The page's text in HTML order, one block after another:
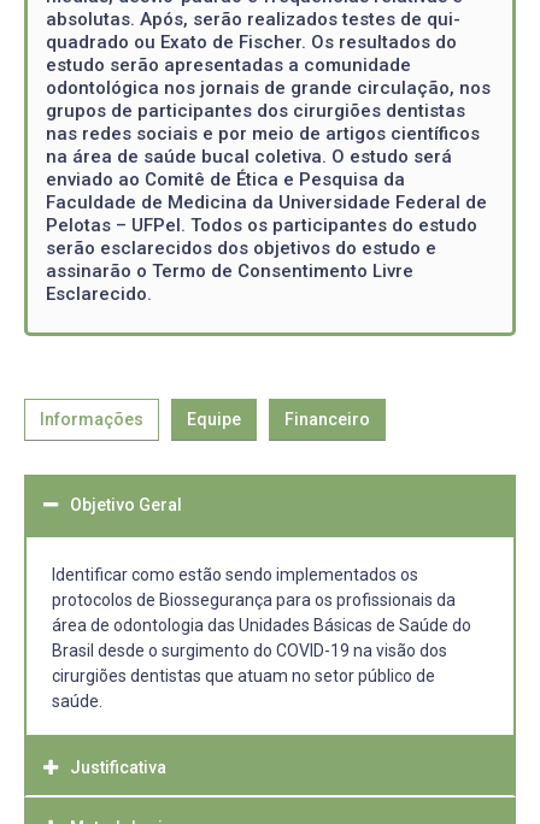
absolutas. Após, serão realizados testes de qui-
quadrado ou Exato de Fischer. Os resultados do
estudo serão apresentadas a comunidade
odontológica nos jornais de grande circulação, nos
grupos de participantes dos cirurgiões dentistas
nas redes sociais e por meio de artigos científicos
na área de saúde bucal coletiva. O estudo será
enviado ao Comitê de Ética e Pesquisa da
Faculdade de Medicina da Universidade Federal de
Pelotas – UFPel. Todos os participantes do estudo
serão esclarecidos dos objetivos do estudo e
assinarão o Termo de Consentimento Livre
Esclarecido.
Informações Equipe Financeiro
Objetivo Geral
Identificar como estão sendo implementados os
protocolos de Biossegurança para os profissionais da
área de odontologia das Unidades Básicas de Saúde do
Brasil desde o surgimento do COVID-19 na visão dos
cirurgiões dentistas que atuam no setor público de
saúde.
Justificativa